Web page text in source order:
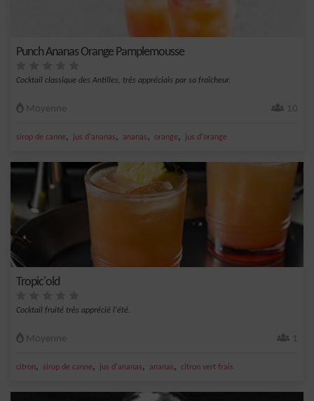
Punch Ananas Orange Pamplemousse
Cocktail classique des Antilles, très appréciais par sa fraîcheur.
Moyenne 10
sirop de canne, jus d'ananas, ananas, orange, jus d'orange
Tropic'old
Cocktail fruité très apprécié l'été.
Moyenne 1
citron, sirop de canne, jus d'ananas, ananas, citron vert frais